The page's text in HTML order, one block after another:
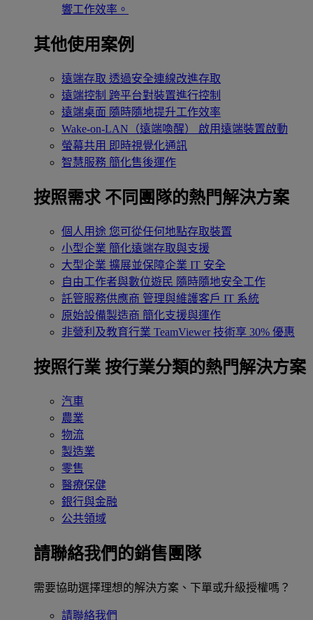
響工作效率。
其他使用案例
遠端存取 透過安全連線改進存取
遠端控制 跨平台對裝置進行控制
遠端桌面 隨時隨地提升工作效率
Wake-on-LAN（遠端喚醒）
啟用遠端裝置啟動
螢幕共用 即時視覺化通訊
智慧服務 簡化售後運作
按照需求 不同團隊的熱門解決方案
個人用途 您可從任何地點存取裝置
小型企業 簡化遠端存取與支援
大型企業 擴展並保障企業 IT 安全
自由工作者與數位遊民 隨時隨地安全工作
託管服務供應商 管理與維護客戶 IT 系統
原始設備製造商 簡化支援與運作
非營利及教育行業 TeamViewer 技術享 30% 優惠
按照行業 按行業分類的熱門解決方案
汽車
農業
物流
製造業
零售
醫療保健
銀行與金融
公共領域
請聯絡我們的銷售團隊
需要協助選擇理想的解決方案、下單或升級授權嗎？
請聯絡我們